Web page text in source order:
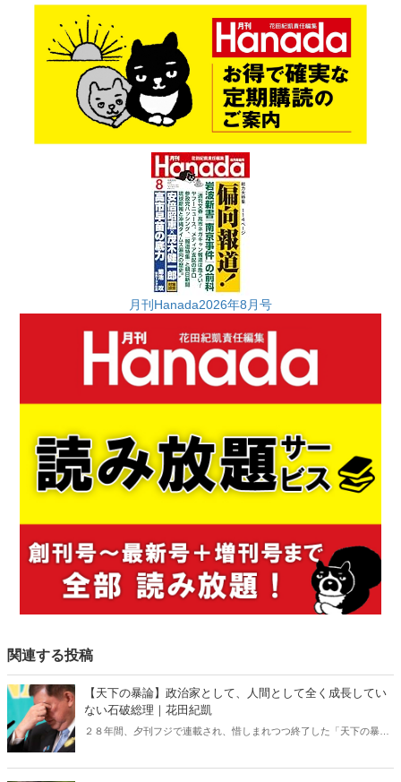
月刊Hanada2026年8月号
関連する投稿
【天下の暴論】政治家として、人間として全く成長してい
ない石破総理｜花田紀凱
２８年間、夕刊フジで連載され、惜しまれつつ終了した「天下の暴